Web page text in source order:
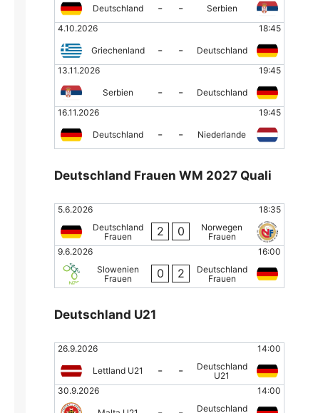
Deutschland - -
Serbien
4.10.2026
18:45
Griechenland - -
Deutschland
13.11.2026
19:45
Serbien - -
Deutschland
16.11.2026
19:45
Deutschland - - Niederlande
Deutschland Frauen WM 2027 Quali
5.6.2026
18:35
Deutschland
Frauen
2 0
Norwegen
Frauen
9.6.2026
16:00
Slowenien
Frauen
0 2
Deutschland
Frauen
Deutschland U21
26.9.2026 14:00
Lettland U21 - -
Deutschland
U21
30.9.2026
14:00
Deutschland